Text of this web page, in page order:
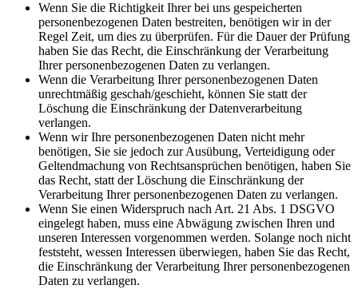
Wenn Sie die Richtigkeit Ihrer bei uns gespeicherten
personenbezogenen Daten bestreiten, benötigen wir in der
Regel Zeit, um dies zu überprüfen. Für die Dauer der Prüfung
haben Sie das Recht, die Einschränkung der Verarbeitung
Ihrer personenbezogenen Daten zu verlangen.
Wenn die Verarbeitung Ihrer personenbezogenen Daten
unrechtmäßig geschah/geschieht, können Sie statt der
Löschung die Einschränkung der Datenverarbeitung
verlangen.
Wenn wir Ihre personenbezogenen Daten nicht mehr
benötigen, Sie sie jedoch zur Ausübung, Verteidigung oder
Geltendmachung von Rechtsansprüchen benötigen, haben Sie
das Recht, statt der Löschung die Einschränkung der
Verarbeitung Ihrer personenbezogenen Daten zu verlangen.
Wenn Sie einen Widerspruch nach Art. 21 Abs. 1 DSGVO
eingelegt haben, muss eine Abwägung zwischen Ihren und
unseren Interessen vorgenommen werden. Solange noch nicht
feststeht, wessen Interessen überwiegen, haben Sie das Recht,
die Einschränkung der Verarbeitung Ihrer personenbezogenen
Daten zu verlangen.